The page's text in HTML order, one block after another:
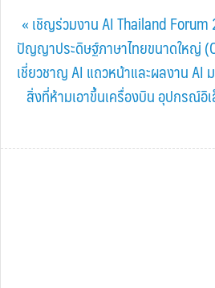
Previous
Post:
« เชิญร่วมงาน AI Thailand Forum
ปัญญาประดิษฐ์ภาษาไทยขนาดใหญ่
เชี่ยวชาญ AI แถวหน้าและผลงาน AI
Next
สิ่งที่ห้ามเอาขึ้นเครื่องบิน อุปกรณ์อิ